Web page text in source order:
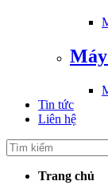
Tin tức
Liên hệ
Trang chủ